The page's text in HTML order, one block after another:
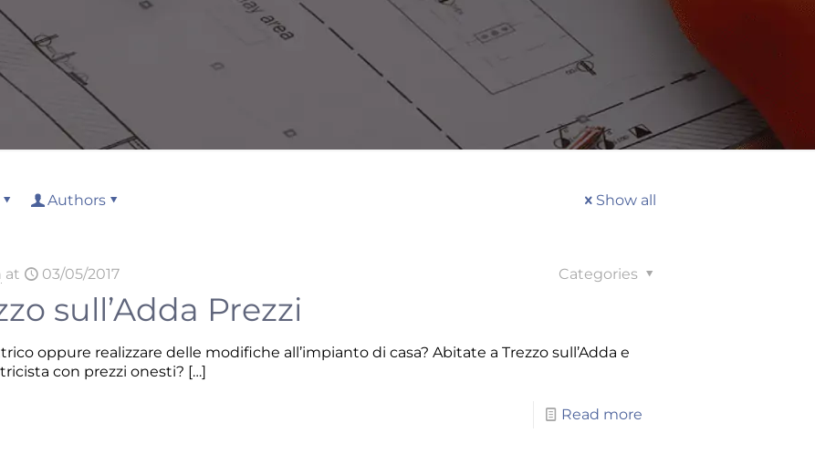
Authors Show all
at 03/05/2017 Categories
sull’Adda Prezzi
oppure realizzare delle modifiche all’impianto di casa? Abitate a Trezzo sull’Adda e
con prezzi onesti? […]
Read more